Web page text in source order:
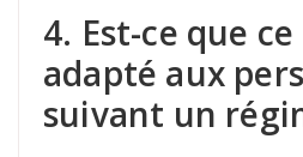
4. Est-ce que
adapté aux
suivant un